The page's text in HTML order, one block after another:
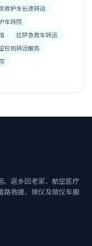
救护车长途转运
车转院
拉萨急救车转运
包机转运服务
、返乡回老家、航空医疗
路救援、殡仪及殡仪车服